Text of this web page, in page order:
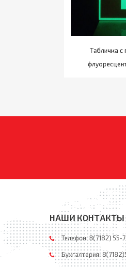
Табличка с
НАШИ КОНТАКТЫ
Телефон: 8(7182) 55-
Бухгалтерия: